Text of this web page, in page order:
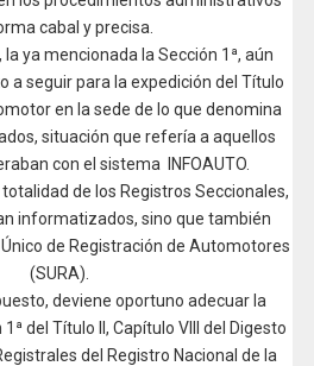
cabal y precisa.
la ya mencionada la Sección 1ª, aún
a seguir para la expedición del Título
en la sede de lo que denomina
situación que refería a aquellos
con el sistema INFOAUTO.
de los Registros Seccionales,
informatizados, sino que también
de Registración de Automotores
(SURA).
deviene oportuno adecuar la
del Título II, Capítulo VIII del Digesto
del Registro Nacional de la